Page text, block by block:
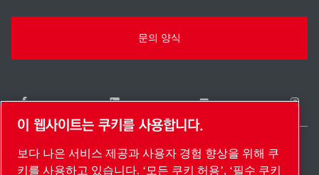
문의 양식
South Korea / KO
이 웹사이트는 쿠키를 사용합니다.
보다 나은 서비스 제공과 사용자 경험 향상을 위해 쿠
키를 사용하고 있습니다. ‘모든 쿠키 허용’, ‘필수 쿠키